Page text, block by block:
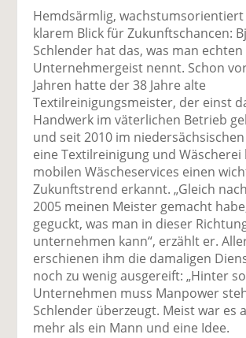
Hemdsärmlig,
klarem Blick für Zukunftschancen:
Schlender hat das, was man echten
Unternehmergeist nennt. Schon
Jahren hatte der 38 Jahre alte
Textilreinigungsmeister, der einst
Handwerk im väterlichen Betrieb
und seit 2010 im
eine Textilreinigung und
mobilen Wäscheservices einen
Zukunftstrend erkannt. „Gleich
2005 meinen Meister gemacht
geguckt, was man in dieser
unternehmen kann“, erzählt er.
erschienen ihm die damaligen
noch zu wenig ausgereift: „Hinter
Unternehmen muss Manpower
Schlender überzeugt. Meist war es
mehr als ein Mann und eine Idee.